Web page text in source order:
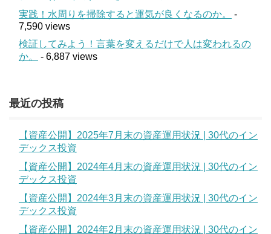
実践！水周りを掃除すると運気が良くなるのか。
-
7,590 views
検証してみよう！言葉を変えるだけで人は変われるの
か。
- 6,887 views
最近の投稿
【資産公開】2025年7月末の資産運用状況 | 30代のイン
デックス投資
【資産公開】2024年4月末の資産運用状況 | 30代のイン
デックス投資
【資産公開】2024年3月末の資産運用状況 | 30代のイン
デックス投資
【資産公開】2024年2月末の資産運用状況 | 30代のイン